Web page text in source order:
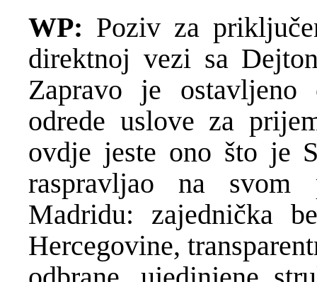
WP: Poziv za
direktnoj vezi sa
Zapravo je ostavljeno
odrede uslove za
ovdje jeste ono što je
raspravljao na svom
Madridu: zajednička
Hercegovine,